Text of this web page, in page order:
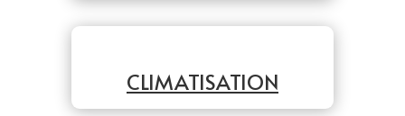
CLIMATISATION